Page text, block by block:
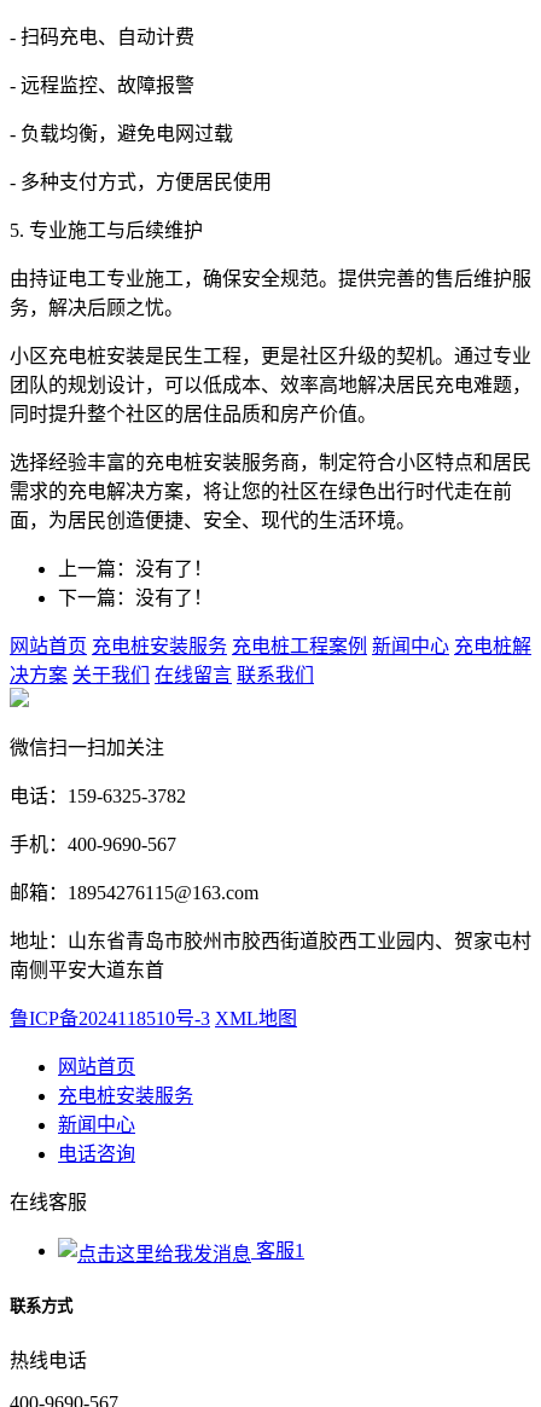
- 扫码充电、自动计费
- 远程监控、故障报警
- 负载均衡，避免电网过载
- 多种支付方式，方便居民使用
5. 专业施工与后续维护
由持证电工专业施工，确保安全规范。提供完善的售后维护服
务，解决后顾之忧。
小区充电桩安装是民生工程，更是社区升级的契机。通过专业
团队的规划设计，可以低成本、效率高地解决居民充电难题，
同时提升整个社区的居住品质和房产价值。
选择经验丰富的充电桩安装服务商，制定符合小区特点和居民
需求的充电解决方案，将让您的社区在绿色出行时代走在前
面，为居民创造便捷、安全、现代的生活环境。
上一篇：没有了！
下一篇：没有了！
网站首页 充电桩安装服务 充电桩工程案例 新闻中心 充电桩解
决方案 关于我们 在线留言 联系我们
微信扫一扫加关注
电话：159-6325-3782
手机：400-9690-567
邮箱：18954276115@163.com
地址：山东省青岛市胶州市胶西街道胶西工业园内、贺家屯村
南侧平安大道东首
鲁ICP备2024118510号-3 XML地图
网站首页
充电桩安装服务
新闻中心
电话咨询
在线客服
客服1
联系方式
热线电话
400-9690-567